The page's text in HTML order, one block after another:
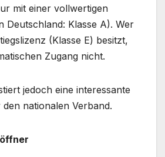
mit einer vollwertigen
Deutschland: Klasse A). Wer
(Klasse E) besitzt,
Zugang nicht.
jedoch eine interessante
nationalen Verband.